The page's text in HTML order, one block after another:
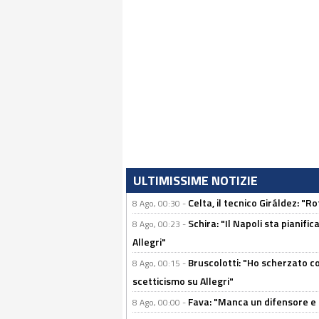
ULTIMISSIME NOTIZIE
8 Ago, 00:30 - Celta, il tecnico Giráldez:
8 Ago, 00:23 - Schira: "Il Napoli sta
Allegri"
8 Ago, 00:15 - Bruscolotti: "Ho scherzato
scetticismo su Allegri"
8 Ago, 00:00 - Fava: "Manca un difensore